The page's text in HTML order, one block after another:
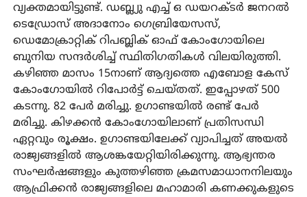
വ്യക്തമായിട്ടുണ്ട്. ഡബ്ല്യു എച്ച് ഒ ഡയറക്ടർ ജനറൽ
ടെഡ്രോസ് അദാനോം ഗെബ്രിയേസസ്,
ഡെമോക്രാറ്റിക് റിപബ്ലിക് ഓഫ് കോംഗോയിലെ
ബുനിയ സന്ദർശിച്ച് സ്ഥിതിഗതികൾ വിലയിരുത്തി.
കഴിഞ്ഞ മാസം 15നാണ് ആദ്യത്തെ എബോള കേസ്
കോംഗോയിൽ റിപോർട്ട് ചെയ്തത്. ഇപ്പോഴത് 500
കടന്നു. 82 പേർ മരിച്ചു. ഉഗാണ്ടയിൽ രണ്ട് പേർ
മരിച്ചു. കിഴക്കൻ കോംഗോയിലാണ് പ്രതിസന്ധി
ഏറ്റവും രൂക്ഷം. ഉഗാണ്ടയിലേക്ക് വ്യാപിച്ചത് അയൽ
രാജ്യങ്ങളിൽ ആശങ്കയേറ്റിയിരിക്കുന്നു. ആഭ്യന്തര
സംഘർഷങ്ങളും കുത്തഴിഞ്ഞ ക്രമസമാധാനനിലയും
ആഫ്രിക്കൻ രാജ്യങ്ങളിലെ മഹാമാരി കണക്കുകളുടെ